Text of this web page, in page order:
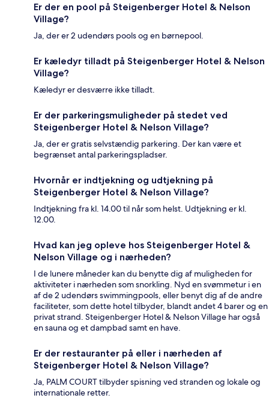
Er der en pool på Steigenberger Hotel & Nelson
Village?
Ja, der er 2 udendørs pools og en børnepool.
Er kæledyr tilladt på Steigenberger Hotel & Nelson
Village?
Kæledyr er desværre ikke tilladt.
Er der parkeringsmuligheder på stedet ved
Steigenberger Hotel & Nelson Village?
Ja, der er gratis selvstændig parkering. Der kan være et
begrænset antal parkeringspladser.
Hvornår er indtjekning og udtjekning på
Steigenberger Hotel & Nelson Village?
Indtjekning fra kl. 14.00 til når som helst. Udtjekning er kl.
12.00.
Hvad kan jeg opleve hos Steigenberger Hotel &
Nelson Village og i nærheden?
I de lunere måneder kan du benytte dig af muligheden for
aktiviteter i nærheden som snorkling. Nyd en svømmetur i en
af de 2 udendørs swimmingpools, eller benyt dig af de andre
faciliteter, som dette hotel tilbyder, blandt andet 4 barer og en
privat strand. Steigenberger Hotel & Nelson Village har også
en sauna og et dampbad samt en have.
Er der restauranter på eller i nærheden af
Steigenberger Hotel & Nelson Village?
Ja, PALM COURT tilbyder spisning ved stranden og lokale og
internationale retter.